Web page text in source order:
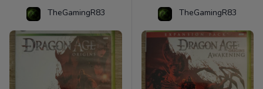
TheGamingR83 TheGamingR83